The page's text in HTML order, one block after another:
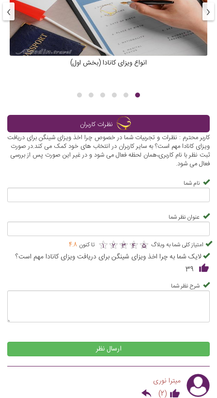
انواع ویزای کانادا (بخش اول)
‹
›
نظرات کاربران
کاربر محترم : نظرات و تجربیات شما در خصوص چرا اخذ ویزای شینگن برای دریافت
ویزای کانادا مهم است؟ به سایر کاربران در انتخاب های خود کمک می کند.در صورت
ثبت نظر با نام کاربری،همان لحظه فعال می شود و در غیر این صورت پس از بررسی
فعال می شود.
نام شما
عنوان نظر شما
امتیاز کلی شما به وبلاگ ★
1 ★
2 ★
3 ★
4 ★
5
★★★★★ تا کنون 4.8
لایک شما به چرا اخذ ویزای شینگن برای دریافت ویزای کانادا مهم است؟
39
شرح نظر شما
ارسال نظر
میترا نوری
(
2
)